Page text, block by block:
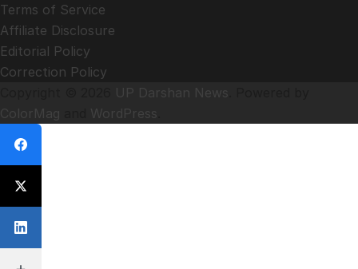
Terms of Service
Affiliate Disclosure
Editorial Policy
Correction Policy
UP Darshan News
ColorMag
WordPress